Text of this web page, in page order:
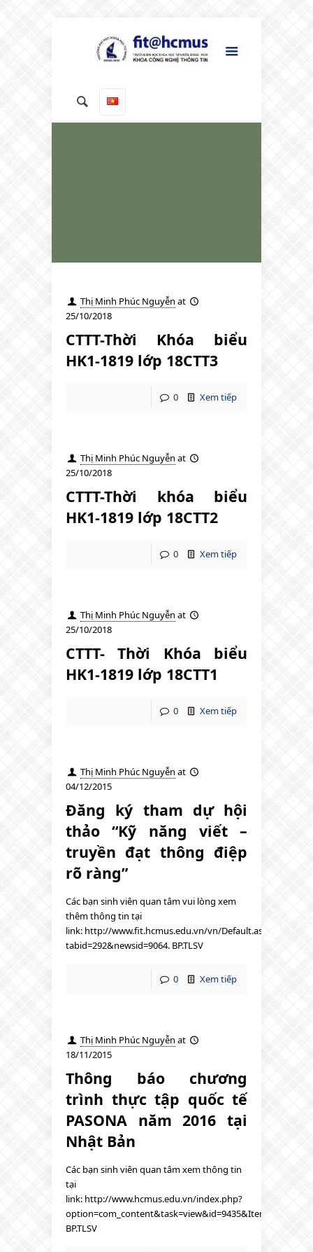
Thị Minh Phúc Nguyễn at
25/10/2018
CTTT-Thời Khóa biểu
HK1-1819 lớp 18CTT3
0 Xem tiếp
Thị Minh Phúc Nguyễn at
25/10/2018
CTTT-Thời khóa biểu
HK1-1819 lớp 18CTT2
0 Xem tiếp
Thị Minh Phúc Nguyễn at
25/10/2018
CTTT- Thời Khóa biểu
HK1-1819 lớp 18CTT1
0 Xem tiếp
Thị Minh Phúc Nguyễn at
04/12/2015
Đăng ký tham dự hội
thảo “Kỹ năng viết –
truyền đạt thông điệp
rõ ràng”
Các bạn sinh viên quan tâm vui lòng xem
thêm thông tin tại
link: http://www.fit.hcmus.edu.vn/vn/Default.aspx?
tabid=292&newsid=9064. BP.TLSV
0 Xem tiếp
Thị Minh Phúc Nguyễn at
18/11/2015
Thông báo chương
trình thực tập quốc tế
PASONA năm 2016 tại
Nhật Bản
Các bạn sinh viên quan tâm xem thông tin
tại
link: http://www.hcmus.edu.vn/index.php?
option=com_content&task=view&id=9435&Itemid=1324
BP.TLSV